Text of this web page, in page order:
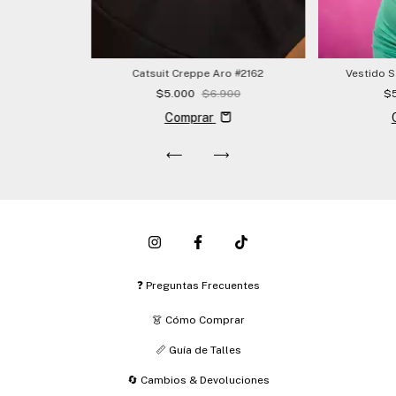
Catsuit Creppe Aro #2162
$5.000 $6.900
Comprar
Vestido
❓ Preguntas Frecuentes
👗 Cómo Comprar
📏 Guía de Talles
🔄 Cambios & Devoluciones